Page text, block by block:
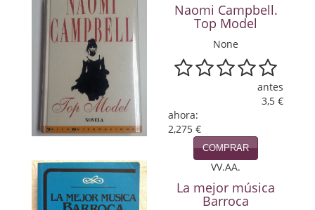
Viajes
Viajesç
Naomi Campbell.
Top Model
None
antes
3,5 €
ahora:
2,275 €
COMPRAR
VV.AA.
La mejor música
Barroca